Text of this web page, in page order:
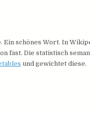
schönes Wort. In
fast. Die statistisch
und gewichtet diese.